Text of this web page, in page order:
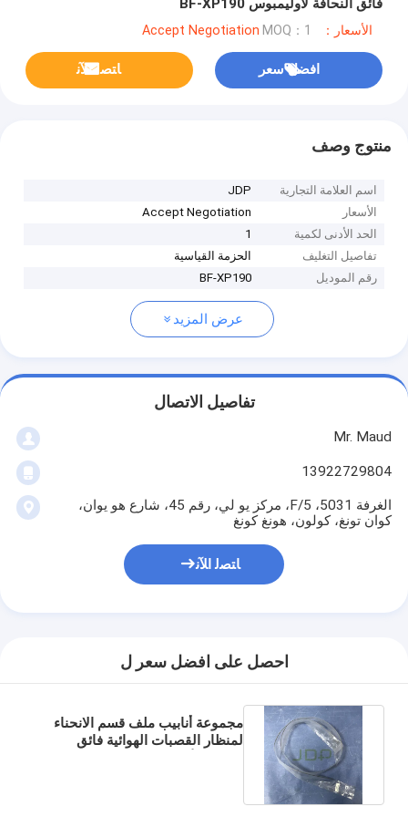
فائق النحافة لأوليمبوس BF-XP190
الأسعار：Accept Negotiation MOQ：1
افضل سعر ﺎﺘﺼﻟ ﺍﻶﻧ
منتوج وصف
اسم العلامة التجارية
JDP
الأسعار
Accept Negotiation
الحد الأدنى لكمية
1
تفاصيل التغليف
الحزمة القياسية
رقم الموديل
BF-XP190
عرض المزيد
تفاصيل الاتصال
Mr. Maud
13922729804
الغرفة 5031، 5/F، مركز يو لي، رقم 45، شارع هو يوان،
كوان تونغ، كولون، هونغ كونغ
ﺎﺘﺼﻟ ﺍﻶﻧ
احصل على افضل سعر ل
مجموعة أنابيب ملف قسم الانحناء
لمنظار القصبات الهوائية فائق